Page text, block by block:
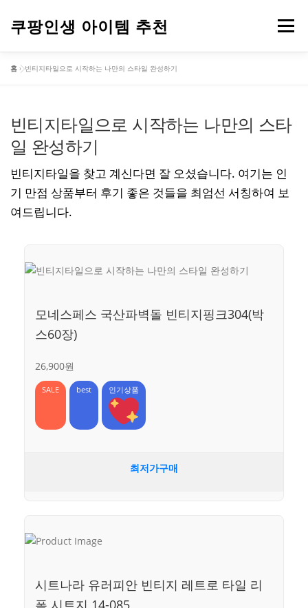
로
쿠팡인생 아이템 추천 메뉴
컴퓨터 기타
홈 »빈티지타일으로 시작하는 나만의 스타일 완성하기
빈티지타일으로 시작하는 나만의 스타
일 완성하기
빈티지타일을 찾고 계신다면 잘 오셨습니다. 여기는 인
기 만점 상품부터 후기 좋은 것들을 최엄선 서칭하여 보
여드립니다.
모네스페스 국산파벽돌 빈티지핑크304(박
스60장)
26,900원
SALE best 인기상품
최저가구매
시트나라 유러피안 빈티지 레트로 타일 리